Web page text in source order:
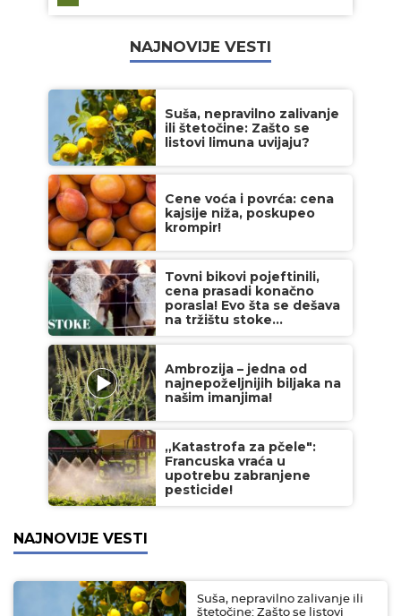
NAJNOVIJE VESTI
Suša, nepravilno zalivanje
ili štetočine: Zašto se
listovi limuna uvijaju?
Cene voća i povrća: cena
kajsije niža, poskupeo
krompir!
Tovni bikovi pojeftinili,
cena prasadi konačno
porasla! Evo šta se dešava
na tržištu stoke...
Ambrozija – jedna od
najnepoželjnijih biljaka na
našim imanjima!
„Katastrofa za pčele":
Francuska vraća u
upotrebu zabranjene
pesticide!
NAJNOVIJE VESTI
Suša, nepravilno zalivanje ili
štetočine: Zašto se listovi